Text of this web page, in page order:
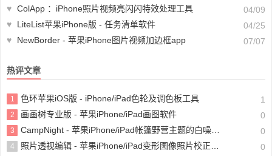
♥ ColApp ：iPhone照片视频亮闪闪特效处理工具
04/09
♥
LiteList苹果iPhone版 - 任务清单软件
04/25
♥
NewBorder - 苹果iPhone图片视频加边框app 07/07
热评文章
1 色环苹果iOS版 - iPhone/iPad色轮及调色板工具 1
2 画画树专业版 - 苹果iPhone/iPad画图软件 0
3 CampNight - 苹果iPhone/iPad帐篷野营主题的白噪音软件 0
4 照片透视编辑 - 苹果iPhone/iPad变形图像照片校正工具 0